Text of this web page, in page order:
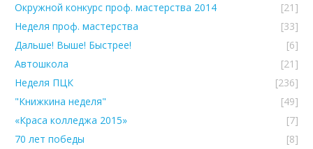
Окружной конкурс проф. мастерства 2014
[21]
Неделя проф. мастерства
[33]
Дальше! Выше! Быстрее!
[6]
Автошкола
[21]
Неделя ПЦК
[236]
"Книжкина неделя"
[49]
«Краса колледжа 2015»
[7]
70 лет победы
[8]